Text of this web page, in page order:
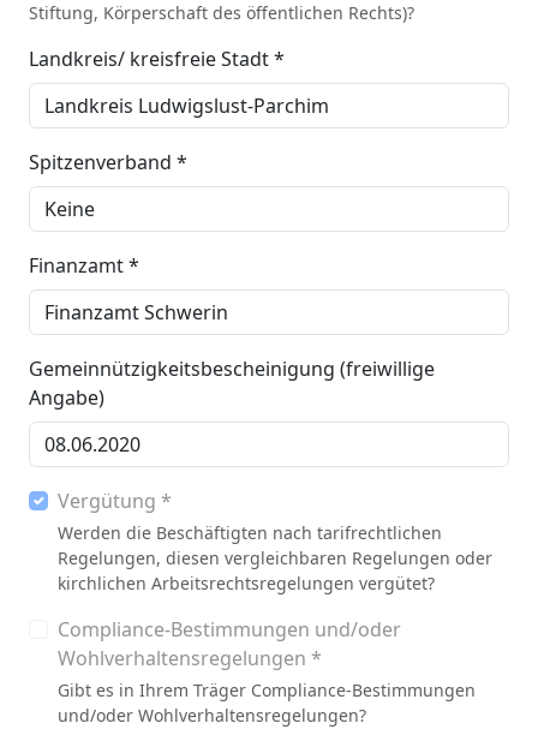
Stiftung, Körperschaft des öffentlichen Rechts)?
Landkreis/ kreisfreie Stadt *
Spitzenverband *
Finanzamt *
Gemeinnützigkeitsbescheinigung (freiwillige
Angabe)
Vergütung *
Werden die Beschäftigten nach tarifrechtlichen
Regelungen, diesen vergleichbaren Regelungen oder
kirchlichen Arbeitsrechtsregelungen vergütet?
Compliance-Bestimmungen und/oder
Wohlverhaltensregelungen *
Gibt es in Ihrem Träger Compliance-Bestimmungen
und/oder Wohlverhaltensregelungen?